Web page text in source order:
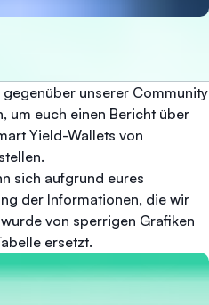
unserer Community
um euch einen Bericht über
Yield-Wallets von
sich aufgrund eures
der Informationen, die wir
von sperrigen Grafiken
ersetzt.